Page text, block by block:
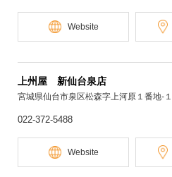
Website
上州屋 新仙台泉店
宮城県仙台市泉区松森字上河原１番地‐１
022-372-5488
Website